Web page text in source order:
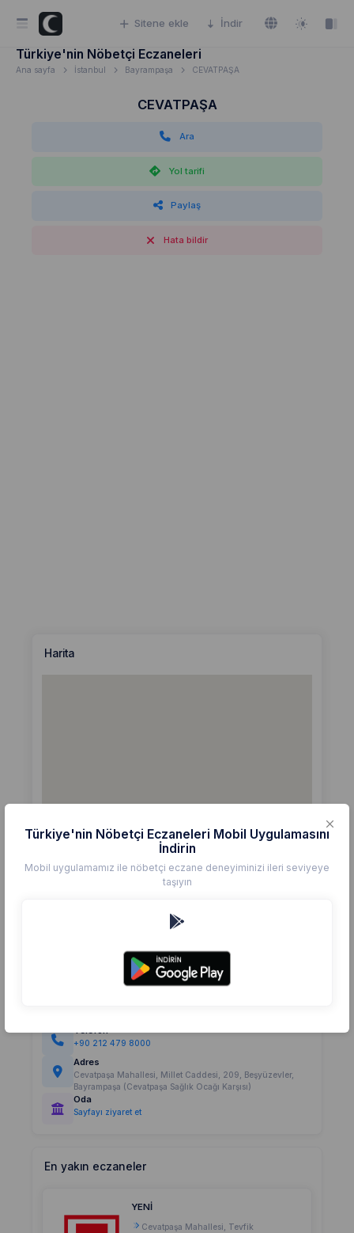
Sitene ekle İndir
Türkiye'nin Nöbetçi Eczaneleri
Ana sayfa İstanbul Bayrampaşa CEVATPAŞA
CEVATPAŞA
Ara
Yol tarifi
Paylaş
Hata bildir
Harita
Telefon
+90 212 479 8000
Adres
Cevatpaşa Mahallesi, Millet Caddesi, 209, Beşyüzevler,
Bayrampaşa (Cevatpaşa Sağlık Ocağı Karşısı)
Oda
Sayfayı ziyaret et
En yakın eczaneler
YENİ
Cevatpaşa Mahallesi, Tevfik
Türkiye'nin Nöbetçi Eczaneleri Mobil Uygulamasını
İndirin
Mobil uygulamamız ile nöbetçi eczane deneyiminizi ileri seviyeye
taşıyın